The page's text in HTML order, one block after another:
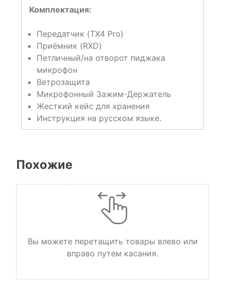
Комплектация:
Передатчик (TX4 Pro)
Приёмник (RXD)
Петличный/на отворот пиджака
микрофон
Ветрозащита
Микрофонный Зажим-Держатель
Жесткий кейс для хранения
Инструкция на русском языке.
Похожие
Вы можете перетащить товары влево или
вправо путем касания.